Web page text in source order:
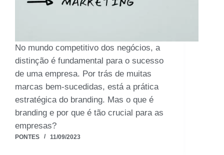
No mundo competitivo dos negócios, a
distinção é fundamental para o sucesso
de uma empresa. Por trás de muitas
marcas bem-sucedidas, está a prática
estratégica do branding. Mas o que é
branding e por que é tão crucial para as
empresas?
PONTES 11/09/2023